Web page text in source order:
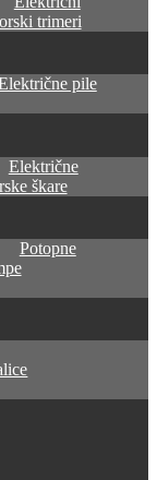
trimeri
pile
Električne
škare
Potopne